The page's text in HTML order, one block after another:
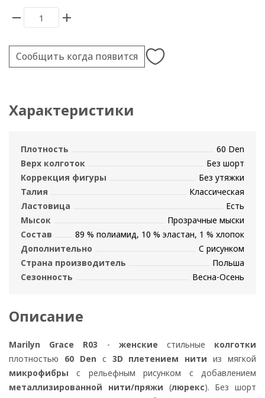
Сообщить когда появится
Характеристики
Плотность
60 Den
Верх колготок
Без шорт
Коррекция фигуры
Без утяжки
Талия
Классическая
Ластовица
Есть
Мысок
Прозрачные мыски
Состав
89 % полиамид, 10 % эластан, 1 % хлопок
Дополнительно
С рисунком
Страна производитель
Польша
Сезонность
Весна-Осень
Описание
Marilyn Grace R03 - женские стильные колготки
плотностью 60 Den c 3D плетением нити из мягкой
микрофибрыс рельефным рисунком с добавлением
металлизированной нити/пряжи (люрекс). Без шорт